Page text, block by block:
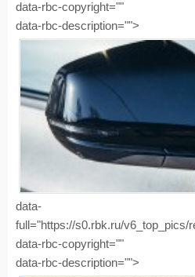
data-rbc-copyright=""
data-rbc-description="">
data-
full="https://s0.rbk.ru/v6_top_pics/
data-rbc-copyright=""
data-rbc-description="">